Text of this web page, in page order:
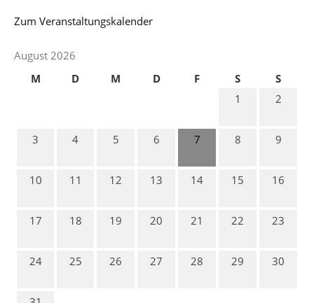
Zum Veranstaltungskalender
August 2026
M
D M D F S
S
1
2
3 4 5 6 7 8 9
10 11 12 13 14 15 16
17 18 19 20 21 22 23
24 25 26 27 28 29 30